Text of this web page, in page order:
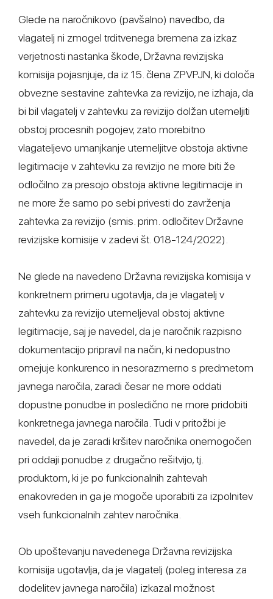
Glede na naročnikovo (pavšalno) navedbo, da
vlagatelj ni zmogel trditvenega bremena za izkaz
verjetnosti nastanka škode, Državna revizijska
komisija pojasnjuje, da iz 15. člena ZPVPJN, ki določa
obvezne sestavine zahtevka za revizijo, ne izhaja, da
bi bil vlagatelj v zahtevku za revizijo dolžan utemeljiti
obstoj procesnih pogojev, zato morebitno
vlagateljevo umanjkanje utemeljitve obstoja aktivne
legitimacije v zahtevku za revizijo ne more biti že
odločilno za presojo obstoja aktivne legitimacije in
ne more že samo po sebi privesti do zavrženja
zahtevka za revizijo (smis. prim. odločitev Državne
revizijske komisije v zadevi št. 018-124/2022).
Ne glede na navedeno Državna revizijska komisija v
konkretnem primeru ugotavlja, da je vlagatelj v
zahtevku za revizijo utemeljeval obstoj aktivne
legitimacije, saj je navedel, da je naročnik razpisno
dokumentacijo pripravil na način, ki nedopustno
omejuje konkurenco in nesorazmerno s predmetom
javnega naročila, zaradi česar ne more oddati
dopustne ponudbe in posledično ne more pridobiti
konkretnega javnega naročila. Tudi v pritožbi je
navedel, da je zaradi kršitev naročnika onemogočen
pri oddaji ponudbe z drugačno rešitvijo, tj.
produktom, ki je po funkcionalnih zahtevah
enakovreden in ga je mogoče uporabiti za izpolnitev
vseh funkcionalnih zahtev naročnika.
Ob upoštevanju navedenega Državna revizijska
komisija ugotavlja, da je vlagatelj (poleg interesa za
dodelitev javnega naročila) izkazal možnost